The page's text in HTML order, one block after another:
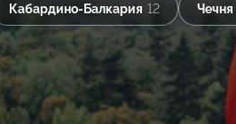
Кабардино-Балкария 12 Чечня